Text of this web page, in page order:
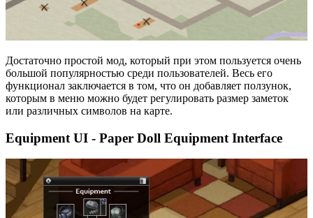
Достаточно простой мод, который при этом пользуется очень
большой популярностью среди пользователей. Весь его
функционал заключается в том, что он добавляет ползунок,
которым в меню можно будет регулировать размер заметок
или различных символов на карте.
Equipment UI - Paper Doll Equipment Interface